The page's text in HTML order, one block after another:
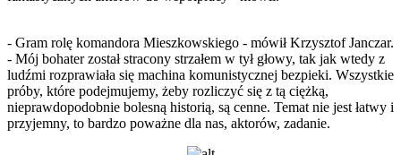
- Gram rolę komandora Mieszkowskiego - mówił Krzysztof Janczar.
- Mój bohater został stracony strzałem w tył głowy, tak jak wtedy z
ludźmi rozprawiała się machina komunistycznej bezpieki. Wszystkie
próby, które podejmujemy, żeby rozliczyć się z tą ciężką,
nieprawdopodobnie bolesną historią, są cenne. Temat nie jest łatwy i
przyjemny, to bardzo poważne dla nas, aktorów, zadanie.